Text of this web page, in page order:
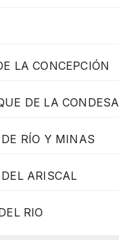
LA CONCEPCIÓN
DE LA CONDESA
RÍO Y MINAS
ARISCAL
RIO